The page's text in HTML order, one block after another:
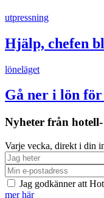
utpressning
Hjälp, chefen
löneläget
Gå ner i lön
Nyheter från
Varje vecka, direkt i din
Jag godkänner att
mer här